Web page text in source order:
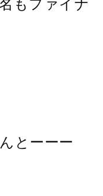
もファイナ
とーーー